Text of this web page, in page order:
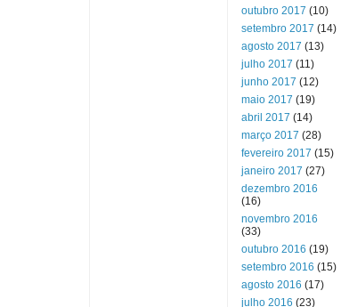
outubro 2017 (10)
setembro 2017 (14)
agosto 2017 (13)
julho 2017 (11)
junho 2017 (12)
maio 2017 (19)
abril 2017 (14)
março 2017 (28)
fevereiro 2017 (15)
janeiro 2017 (27)
dezembro 2016
(16)
novembro 2016
(33)
outubro 2016 (19)
setembro 2016 (15)
agosto 2016 (17)
julho 2016 (23)